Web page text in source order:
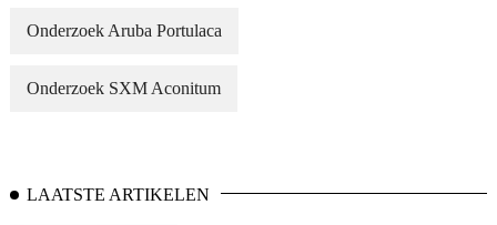
Onderzoek Aruba Portulaca
Onderzoek SXM Aconitum
LAATSTE ARTIKELEN